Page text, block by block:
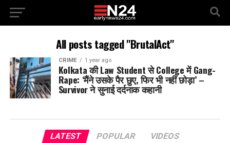
All posts tagged "BrutalAct"
CRIME 1 year ago
Kolkata की Law Student से College में Gang-
Rape: ‘मैंने उसके पैर छुए, फिर भी नहीं छोड़ा’ –
Survivor ने सुनाई दर्दनाक कहानी
LATEST POPULAR VIDEOS